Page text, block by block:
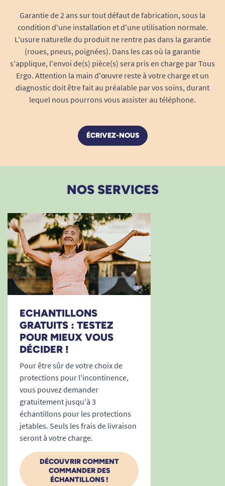
Grande facilité d’utilisation: ajustement
précis, repositionnement aisé, indicateur
d’humidité pour simplifier la surveillance.
Conviens aux actifs comme aux personnes
dépendantes, à la maison ou en institution.
TENA ProSkin Slip Super Medium
constitue une solution complète,
l’incontinence sévère. Compatible avec une
d’absorption élevée, ses matériaux
l’allié fiable du confort et de la sécurité au
quotidien.
Larges attaches et indicateur d’humidité
facilitent l’utilisation pour tous, y compris
les soignants professionnels.
Respirant, doux, respectueux de la peau
en toute autonomie.
Un format économique de
répondre à l’ensemble des besoins
Techniques de pose
Garantie de 2 ans sur tout défaut de fabrication, sous la
condition d'une installation et d'une utilisation normale.
L'usure naturelle du produit ne rentre pas dans la garantie
(roues, pneus, poignées). Dans les cas où la garantie
s'applique, l'envoi de(s) pièce(s) sera pris en charge par Tous
Ergo. Attention la main d'œuvre reste à votre charge et un
diagnostic doit être fait au préalable par vos soins, durant
lequel nous pourrons vous assister au téléphone.
ÉCRIVEZ-NOUS
NOS SERVICES
ECHANTILLONS
GRATUITS : TESTEZ
POUR MIEUX VOUS
DÉCIDER !
Pour être sûr de votre choix de
protections pour l'incontinence,
vous pouvez demander
gratuitement jusqu'à 3
échantillons pour les protections
jetables. Seuls les frais de livraison
seront à votre charge.
DÉCOUVRIR COMMENT
COMMANDER DES
ÉCHANTILLONS !